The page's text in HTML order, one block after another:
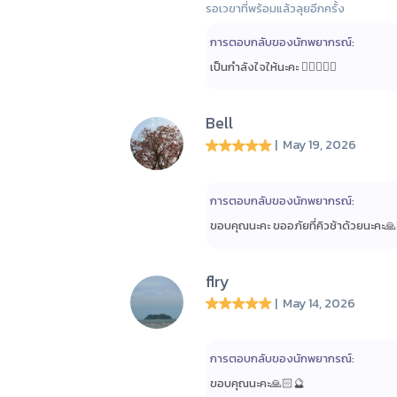
รอเวฃาที่พร้อมแล้วลุยอีกครั้ง
การตอบกลับของนักพยากรณ์:
เป็นกำลังใจให้นะคะ ✌🏻🙏🏻🔮
Bell
| May 19, 2026
การตอบกลับของนักพยากรณ์:
ขอบคุณนะคะ ขออภัยที่คิวช้าด้วยนะคะ
flry
| May 14, 2026
การตอบกลับของนักพยากรณ์:
ขอบคุณนะคะ🙏🏻🔮